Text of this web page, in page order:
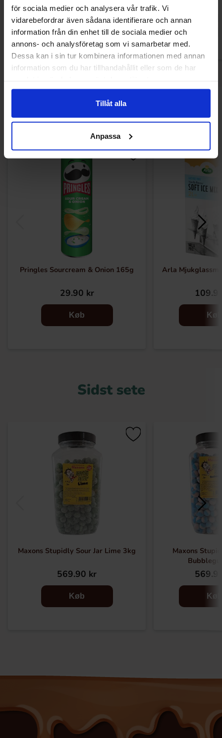
för sociala medier och analysera vår trafik. Vi
vidarebefordrar även sådana identifierare och annan
information från din enhet till de sociala medier och
annons- och analysföretag som vi samarbetar med.
Dessa kan i sin tur kombinera informationen med annan
information som du har tillhandahållit eller som de har
Tillåt alla
Anpassa
289.90 kr 269.90 kr
Køb
Andre kunne lide
Pringles Sourcream & Onion 165g
29.90 kr
Køb
Arla
Køb
Sidst sete
Maxons Stupidly Sour Jar Lime 3kg
569.90 kr
Køb
Maxons
Køb